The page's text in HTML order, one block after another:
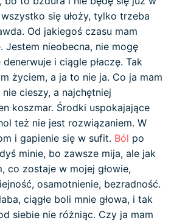
się ułoży, tylko trzeba
Od jakiegoś czasu mam
Jestem nieobecna, nie mogę
i ciągle płaczę. Tak
życiem, a ja to nie ja. Co ja mam
cieszy, a najchętniej
koszmar. Środki uspokajające
też nie jest rozwiązaniem. W
i gapienie się w sufit. Ból po
minie, bo zawsze mija, ale jak
co zostaje w mojej głowie,
osamotnienie, bezradność.
ciągłe boli mnie głowa, i tak
siebie nie różniąc. Czy ja mam